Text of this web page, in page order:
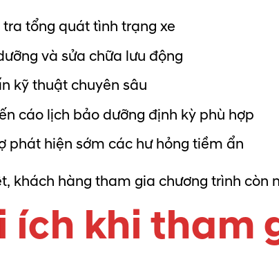
tra tổng quát tình trạng xe
và sửa chữa lưu động
kỹ thuật chuyên sâu
cáo lịch bảo dưỡng định kỳ phù hợp
phát hiện sớm các hư hỏng tiềm ẩn
khách hàng tham gia chương trình còn
ích khi tham